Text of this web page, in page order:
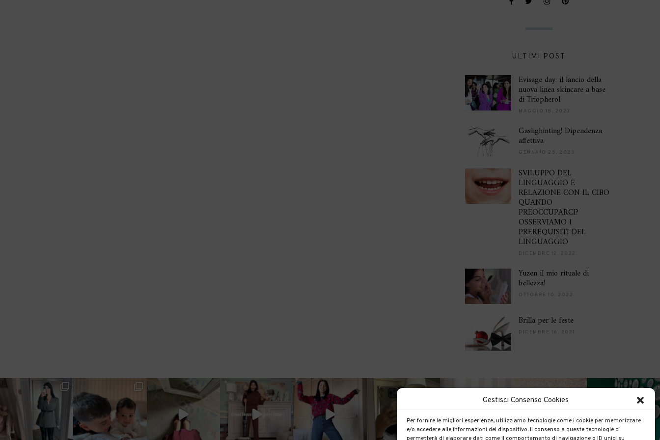
Gestisci Consenso Cookies
Per fornire le migliori esperienze, utilizziamo tecnologie come i cookie per memorizzare
e/o accedere alle informazioni del dispositivo. Il consenso a queste tecnologie ci
ULTIMI POST
Evisage day: il lancio della
nuova linea skincare a base
di Triopherol
MAGGIO 18, 2023
Gaslighinting! Dipendenza
affettiva
GENNAIO 25, 2023
SVILUPPO DEL
LINGUAGGIO E
RELAZIONE CON IL CIBO
QUANDO
PREOCCUPARCI?
OSSERVIAMO I
PREREQUISITI DEL
LINGUAGGIO
DICEMBRE 12, 2022
Yuzen il mio rituale di
bellezza!
OTTOBRE 10, 2022
Brilla per le feste
DICEMBRE 16, 2021